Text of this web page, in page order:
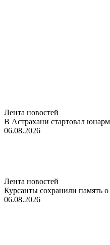
Лента новостей
В Астрахани стартовал
06.08.2026
Лента новостей
Курсанты сохранили память
06.08.2026